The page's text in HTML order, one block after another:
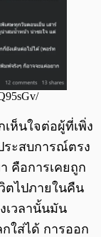
ห็นใจต่อผู้ที่เพิ่ง
ระสบการณ์ตรง
คือการเคยถูก
ตไปภายในคืน
เวลานั้นมัน
ใส่ได้ การออก